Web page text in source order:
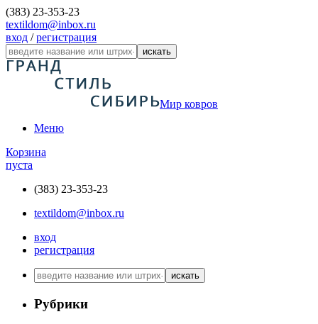
(383) 23-353-23
textildom@inbox.ru
вход /регистрация
искать
Мир ковров
Меню
Корзина
пуста
(383) 23-353-23
textildom@inbox.ru
вход
регистрация
искать
Рубрики